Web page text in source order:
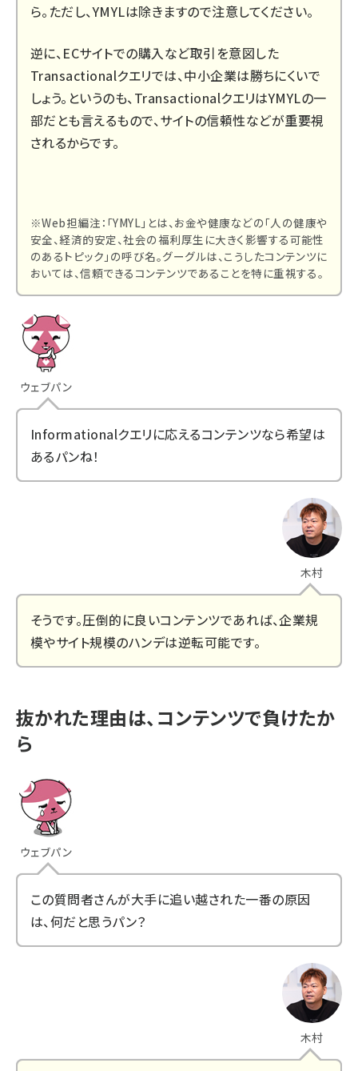
ら。ただし、YMYLは除きますので注意してください。
逆に、ECサイトでの購入など取引を意図した
Transactionalクエリでは、中小企業は勝ちにくいで
しょう。というのも、TransactionalクエリはYMYLの一
部だとも言えるもので、サイトの信頼性などが重要視
されるからです。
※Web担編注：「YMYL」とは、お金や健康などの「人の健康や
安全、経済的安定、社会の福利厚生に大きく影響する可能性
のあるトピック」の呼び名。グーグルは、こうしたコンテンツに
おいては、信頼できるコンテンツであることを特に重視する。
ウェブパン
Informationalクエリに応えるコンテンツなら希望は
あるパンね！
木村
そうです。圧倒的に良いコンテンツであれば、企業規
模やサイト規模のハンデは逆転可能です。
抜かれた理由は、コンテンツで負けたか
ら
ウェブパン
この質問者さんが大手に追い越された一番の原因
は、何だと思うパン？
木村